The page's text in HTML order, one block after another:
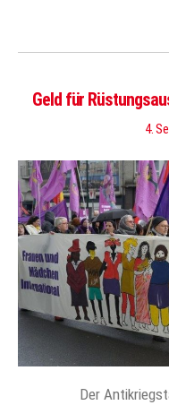
Geld für
4.
Der